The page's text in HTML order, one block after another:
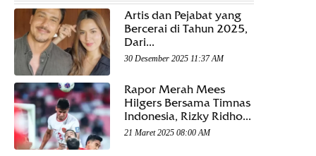
Artis dan Pejabat yang
Bercerai di Tahun 2025,
Dari...
30 Desember 2025 11:37 AM
Rapor Merah Mees
Hilgers Bersama Timnas
Indonesia, Rizky Ridho...
21 Maret 2025 08:00 AM